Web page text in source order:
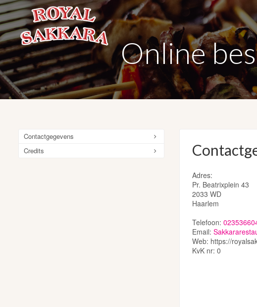
Online
Contactgegevens
Credits
Adres:
Pr. Beatrixplein 43
2033 WD
Haarlem
Telefoon:
Email:
Web: https://
KvK nr: 0